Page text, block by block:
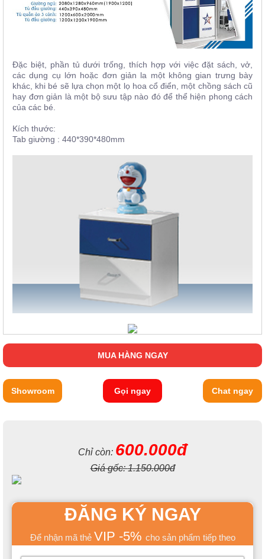
Đặc biệt, phần tủ dưới trống, thích hợp với việc đặt sách, vở,
các dụng cụ lớn hoặc đơn giản la một không gian trưng bày
khác, khi bé sẽ lựa chọn một lọ hoa cổ điển, một chồng sách cũ
hay đơn giản là một bộ sưu tập nào đó để thể hiện phong cách
của các bé.
Kích thước:
Tab giường : 440*390*480mm
MUA HÀNG NGAY
Showroom Gọi ngay Chat ngay
Chỉ còn: 600.000đ
Giá gốc:1.150.000đ
ĐĂNG KÝ NGAY
Để nhận mã thẻ VIP -5% cho sản phẩm tiếp theo